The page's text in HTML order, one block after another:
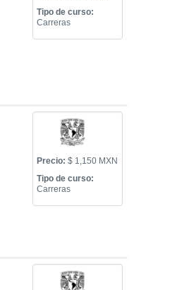
Tipo de curso:
Carreras
Precio: $ 1,150 MXN
Tipo de curso:
Carreras